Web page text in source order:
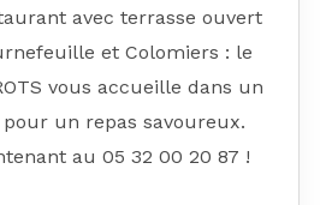
avec terrasse ouvert
et Colomiers : le
vous accueille dans un
un repas savoureux.
au 05 32 00 20 87 !